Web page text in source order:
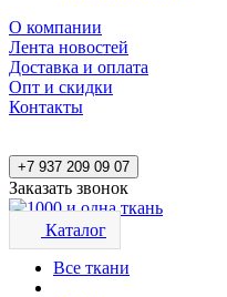
О компании
Лента новостей
Доставка и оплата
Опт и скидки
Контакты
+7 937 209 09 07
Заказать звонок
Каталог
Все ткани